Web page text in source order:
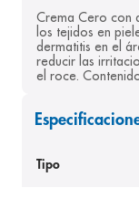
Crema Cero con
los tejidos en
dermatitis en el
reducir las
el roce.
Tipo
9. pediasure
10. panolini